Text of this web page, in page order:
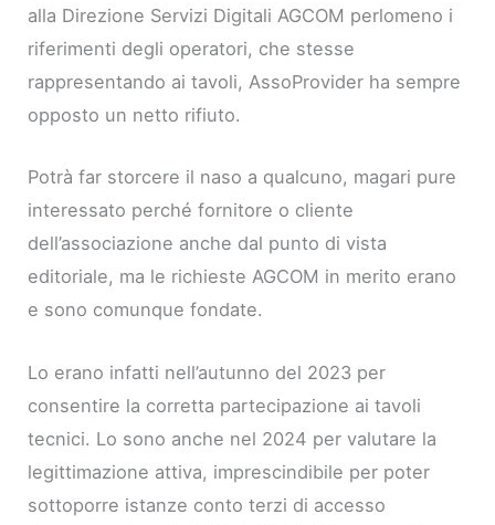
alla Direzione Servizi Digitali AGCOM perlomeno i
riferimenti degli operatori, che stesse
rappresentando ai tavoli, AssoProvider ha sempre
opposto un netto rifiuto.
Potrà far storcere il naso a qualcuno, magari pure
interessato perché fornitore o cliente
dell’associazione anche dal punto di vista
editoriale, ma le richieste AGCOM in merito erano
e sono comunque fondate.
Lo erano infatti nell’autunno del 2023 per
consentire la corretta partecipazione ai tavoli
tecnici. Lo sono anche nel 2024 per valutare la
legittimazione attiva, imprescindibile per poter
sottoporre istanze conto terzi di accesso